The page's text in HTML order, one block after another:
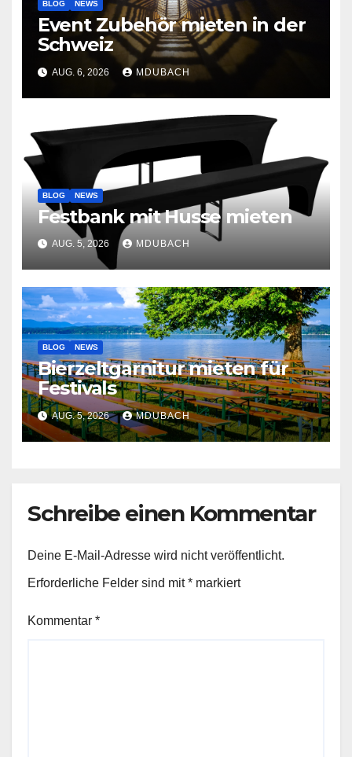
BLOG NEWS
Event Zubehör mieten in der
Schweiz
AUG. 6, 2026 MDUBACH
BLOG NEWS
Festbank mit Husse mieten
AUG. 5, 2026 MDUBACH
BLOG NEWS
Bierzeltgarnitur mieten für
Festivals
AUG. 5, 2026 MDUBACH
Schreibe einen Kommentar
Deine E-Mail-Adresse wird nicht veröffentlicht.
Erforderliche Felder sind mit* markiert
Kommentar *